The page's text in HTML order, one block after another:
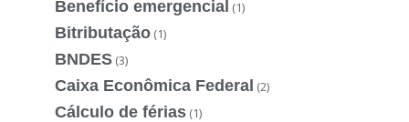
Benefício emergencial (1)
Bitributação (1)
BNDES (3)
Caixa Econômica Federal (2)
Cálculo de férias (1)